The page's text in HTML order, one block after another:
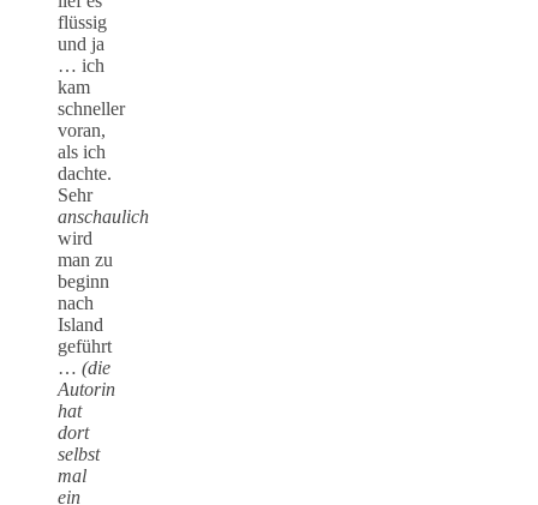
flüssig
und ja
… ich
kam
schneller
voran,
als ich
dachte.
Sehr
anschaulich
wird
man zu
beginn
nach
Island
geführt
… (die
Autorin
hat
dort
selbst
mal
ein